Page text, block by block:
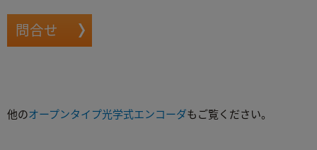
問合せ
他のオープンタイプ光学式エンコーダもご覧ください。